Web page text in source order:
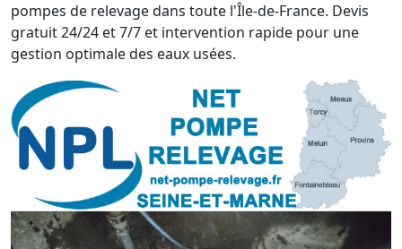
pompes de relevage dans toute l'Île-de-France. Devis
gratuit 24/24 et 7/7 et intervention rapide pour une
gestion optimale des eaux usées.